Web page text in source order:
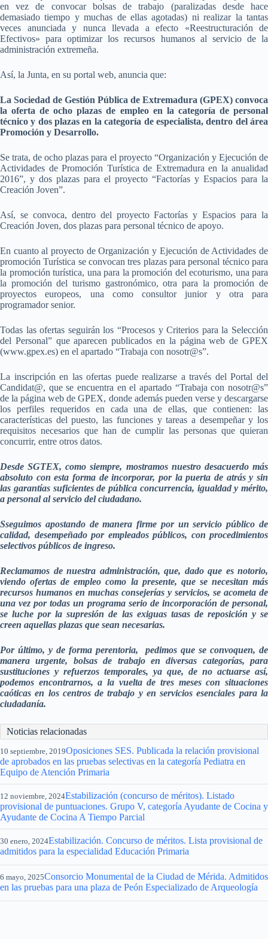
en vez de convocar bolsas de trabajo (paralizadas desde hace
demasiado tiempo y muchas de ellas agotadas) ni realizar la tantas
veces anunciada y nunca llevada a efecto «Reestructuración de
Efectivos» para optimizar los recursos humanos al servicio de la
administración extremeña.
Así, la Junta, en su portal web, anuncia que:
La Sociedad de Gestión Pública de Extremadura (GPEX) convoca
la oferta de ocho plazas de empleo en la categoría de personal
técnico y dos plazas en la categoría de especialista, dentro del área
Promoción y Desarrollo.
Se trata, de ocho plazas para el proyecto “Organización y Ejecución de
Actividades de Promoción Turística de Extremadura en la anualidad
2016”, y dos plazas para el proyecto “Factorías y Espacios para la
Creación Joven”.
Así, se convoca, dentro del proyecto Factorías y Espacios para la
Creación Joven, dos plazas para personal técnico de apoyo.
En cuanto al proyecto de Organización y Ejecución de Actividades de
promoción Turística se convocan tres plazas para personal técnico para
la promoción turística, una para la promoción del ecoturismo, una para
la promoción del turismo gastronómico, otra para la promoción de
proyectos europeos, una como consultor junior y otra para
programador senior.
Todas las ofertas seguirán los “Procesos y Criterios para la Selección
del Personal” que aparecen publicados en la página web de GPEX
(www.gpex.es) en el apartado “Trabaja con nosotr@s”.
La inscripción en las ofertas puede realizarse a través del Portal del
Candidat@, que se encuentra en el apartado “Trabaja con nosotr@s”
de la página web de GPEX, donde además pueden verse y descargarse
los perfiles requeridos en cada una de ellas, que contienen: las
características del puesto, las funciones y tareas a desempeñar y los
requisitos necesarios que han de cumplir las personas que quieran
concurrir, entre otros datos.
Desde SGTEX, como siempre, mostramos nuestro desacuerdo más
absoluto con esta forma de incorporar, por la puerta de atrás y sin
las garantías suficientes de pública concurrencia, igualdad y mérito,
a personal al servicio del ciudadano.
Sseguimos apostando de manera firme por un servicio público de
calidad, desempeñado por empleados públicos, con procedimientos
selectivos públicos de ingreso.
Reclamamos de nuestra administración, que, dado que es notorio,
viendo ofertas de empleo como la presente, que se necesitan más
recursos humanos en muchas consejerías y servicios, se acometa de
una vez por todas un programa serio de incorporación de personal,
se luche por la supresión de las exiguas tasas de reposición y se
creen aquellas plazas que sean necesarias.
Por último, y de forma perentoria, pedimos que se convoquen, de
manera urgente, bolsas de trabajo en diversas categorías, para
sustituciones y refuerzos temporales, ya que, de no actuarse así,
podemos encontrarnos, a la vuelta de tres meses con situaciones
caóticas en los centros de trabajo y en servicios esenciales para la
ciudadanía.
Noticias relacionadas
10 septiembre, 2019Oposiciones SES. Publicada la relación provisional
de aprobados en las pruebas selectivas en la categoría Pediatra en
Equipo de Atención Primaria
12 noviembre, 2024Estabilización (concurso de méritos). Listado
provisional de puntuaciones. Grupo V, categoría Ayudante de Cocina y
Ayudante de Cocina A Tiempo Parcial
30 enero, 2024Estabilización. Concurso de méritos. Lista provisional de
admitidos para la especialidad Educación Primaria
6 mayo, 2025Consorcio Monumental de la Ciudad de Mérida. Admitidos
en las pruebas para una plaza de Peón Especializado de Arqueología